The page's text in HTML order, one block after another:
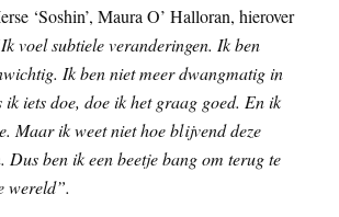
‘Soshin’, Maura O’ Halloran, hierover
voel subtiele veranderingen. Ik ben
Ik ben niet meer dwangmatig in
iets doe, doe ik het graag goed. En ik
Maar ik weet niet hoe blijvend deze
Dus ben ik een beetje bang om terug te
wereld”.